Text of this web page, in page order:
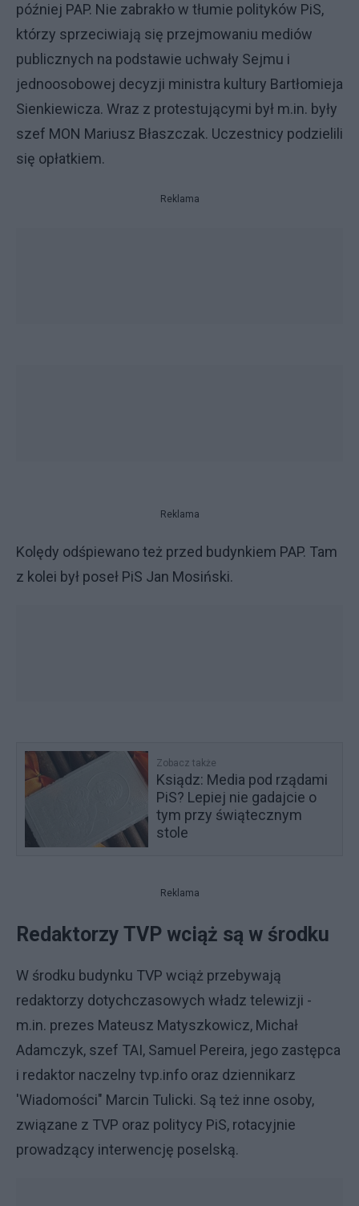
później PAP. Nie zabrakło w tłumie polityków PiS,
którzy sprzeciwiają się przejmowaniu mediów
publicznych na podstawie uchwały Sejmu i
jednoosobowej decyzji ministra kultury Bartłomieja
Sienkiewicza. Wraz z protestującymi był m.in. były
szef MON Mariusz Błaszczak. Uczestnicy podzielili
się opłatkiem.
Reklama
Reklama
Kolędy odśpiewano też przed budynkiem PAP. Tam
z kolei był poseł PiS Jan Mosiński.
Zobacz także
Ksiądz: Media pod rządami
PiS? Lepiej nie gadajcie o
tym przy świątecznym
stole
Reklama
Redaktorzy TVP wciąż są w środku
W środku budynku TVP wciąż przebywają
redaktorzy dotychczasowych władz telewizji -
m.in. prezes Mateusz Matyszkowicz, Michał
Adamczyk, szef TAI, Samuel Pereira, jego zastępca
i redaktor naczelny tvp.info oraz dziennikarz
'Wiadomości" Marcin Tulicki. Są też inne osoby,
związane z TVP oraz politycy PiS, rotacyjnie
prowadzący interwencję poselską.